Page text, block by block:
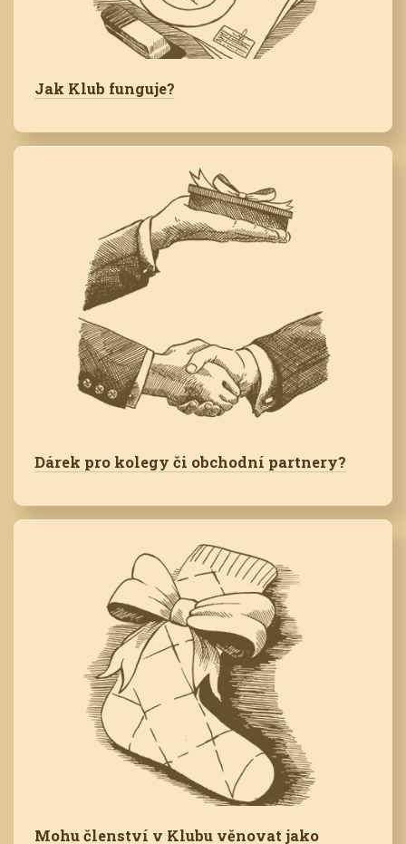
Jak Klub funguje?
Dárek pro kolegy či obchodní partnery?
Mohu členství v Klubu věnovat jako